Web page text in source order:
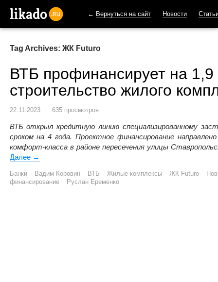
← Вернуться на сайт Новости
Tag Archives: ЖК Futuro
ВТБ профинансирует на
строительство жилого
22.11.2023 635 просмотров
ВТБ открыл кредитную линию специализированному
сроком на 4 года. Проектное финансирование
комфорт-класса в районе пересечения улицы
Далее ВТБ профинансирует на 1,9 млрд рублей
→
Банки Вадим Коровин ВТБ Жилые комплексы ЖК Futuro
финансирование
Руслан Еременко